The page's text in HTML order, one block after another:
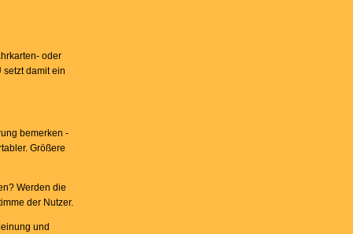
oder
damit ein
bemerken -
Größere
Werden die
der Nutzer.
und